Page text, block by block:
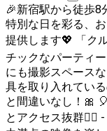
🎉新宿駅から徒歩8
特別な日を彩る、
提供します💖 「クルムハウス」は雲☁️をテーマにした韓国
チックなパーティ
にも撮影スペース
具を取り入れてい
と間違いなし！🎀 🎈スペースの特長🎈 - 新宿駅から徒歩8分
とアクセス抜群🚶‍♀️